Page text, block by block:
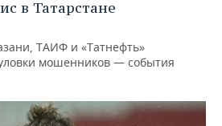
в Татарстане
ТАИФ и «Татнефть»
мошенников — события